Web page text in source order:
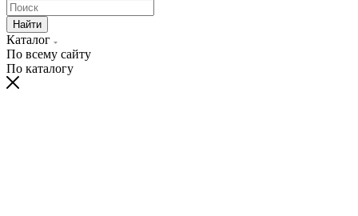
Найти
Каталог
По всему сайту
По каталогу